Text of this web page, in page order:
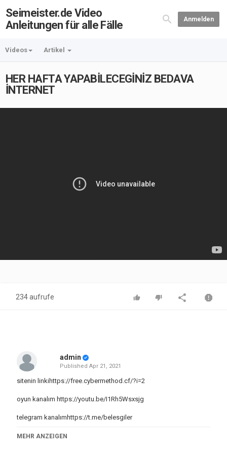
Seimeister.de Video
Anleitungen für alle Fälle
Anmelden
Videos Artikel
HER HAFTA YAPABİLECEGİNİZ BEDAVA
İNTERNET
234 aufrufe
admin
Published Apr 21, 2021
sitenin linkihttps://free.cybermethod.cf/?i=2
oyun kanalım https://youtu.be/I1Rh5Wsxsjg
telegram kanalımhttps://t.me/belesgiler
MEHR ANZEIGEN